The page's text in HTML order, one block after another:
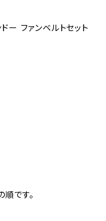
ー ファンベルトセット
です。